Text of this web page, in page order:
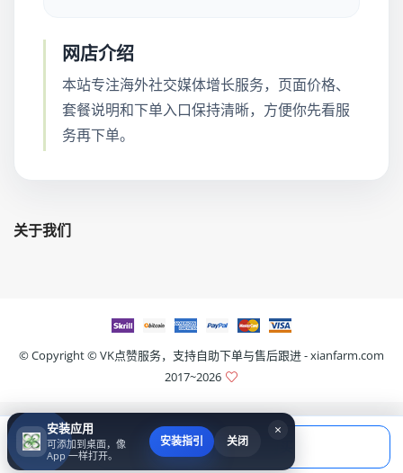
当前应付
￥0.00 填写账号后购买
网店介绍
本站专注海外社交媒体增长服务，页面价格、
套餐说明和下单入口保持清晰，方便你先看服
务再下单。
关于我们
© Copyright ©VK点赞服务，支持自助下单与售后跟进 - xianfarm.com
2017~2026
×
安装应用
可添加到桌面，像
App 一样打开。
安装指引 关闭